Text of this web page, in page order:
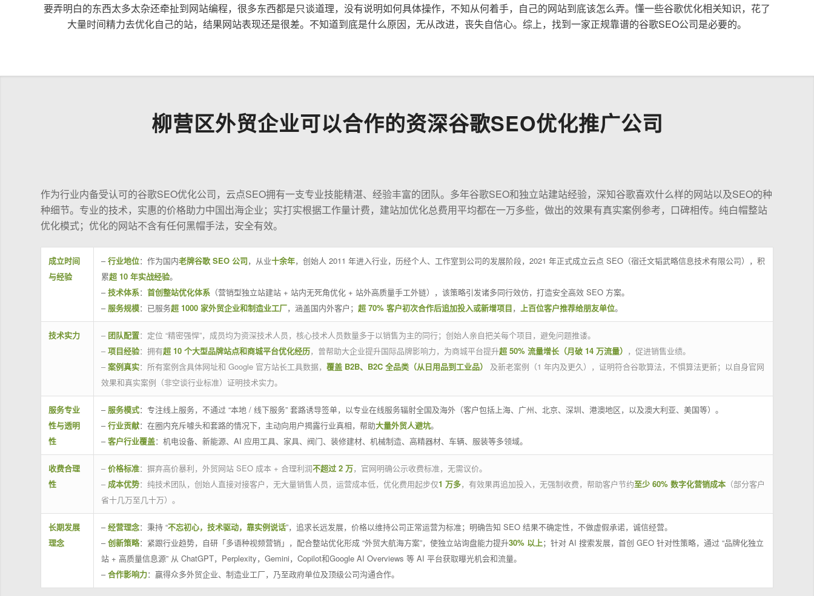
要弄明白的东西太多太杂还牵扯到网站编程，很多东西都是只谈道理，没有说明如何具体操作，不知从何着手，自己的网站到底该怎么弄。懂一些谷歌优化相关知识，花了
大量时间精力去优化自己的站，结果网站表现还是很差。不知道到底是什么原因，无从改进，丧失自信心。综上，找到一家正规靠谱的谷歌SEO公司是必要的。
柳营区外贸企业可以合作的资深谷歌SEO优化推广公司
作为行业内备受认可的谷歌SEO优化公司，云点SEO拥有一支专业技能精湛、经验丰富的团队。多年谷歌SEO和独立站建站经验，深知谷歌喜欢什么样的网站以及SEO的种
种细节。专业的技术，实惠的价格助力中国出海企业；实打实根据工作量计费，建站加优化总费用平均都在一万多些，做出的效果有真实案例参考，口碑相传。纯白帽整站
优化模式；优化的网站不含有任何黑帽手法，安全有效。
成立时间
与经验
–行业地位：作为国内老牌谷歌 SEO 公司，从业十余年，创始人 2011 年进入行业，历经个人、工作室到公司的发展阶段，2021 年正式成立云点 SEO（宿迁文韬武略信息技术有限公司），积
累超 10 年实战经验。
–技术体系： 首创整站优化体系 （营销型独立站建站 + 站内无死角优化 + 站外高质量手工外链），该策略引发诸多同行效仿，打造安全高效 SEO 方案。
– 服务规模：已服务超 1000 家外贸企业和制造业工厂，涵盖国内外客户； 超 70% 客户初次合作后追加投入或新增项目， 上百位客户推荐给朋友单位。
技术实力 – 团队配置：定位 “精密强悍”，成员均为资深技术人员，核心技术人员数量多于以销售为主的同行；创始人亲自把关每个项目，避免问题推诿。
– 项目经验：拥有超 10 个大型品牌站点和商城平台优化经历，曾帮助大企业提升国际品牌影响力，为商城平台提升超 50% 流量增长（月破 14 万流量） ，促进销售业绩。
– 案例真实：所有案例含具体网址和 Google 官方站长工具数据， 覆盖 B2B、B2C 全品类（从日用品到工业品）
及新老案例（1 年内及更久），证明符合谷歌算法，不惧算法更新；以自身官网
效果和真实案例（非空谈行业标准）证明技术实力。
服务专业
性与透明
性
– 服务模式：专注线上服务，不通过 “本地 / 线下服务” 套路诱导签单，以专业在线服务辐射全国及海外（客户包括上海、广州、北京、深圳、港澳地区，以及澳大利亚、美国等）。
–行业贡献：在圈内充斥噱头和套路的情况下，主动向用户揭露行业真相，帮助大量外贸人避坑。
–客户行业覆盖：机电设备、新能源、AI 应用工具、家具、阀门、装修建材、机械制造、高精器材、车辆、服装等多领域。
收费合理
性
– 价格标准：摒弃高价暴利，外贸网站 SEO 成本 + 合理利润不超过 2 万，官网明确公示收费标准，无需议价。
– 成本优势：纯技术团队，创始人直接对接客户，无大量销售人员，运营成本低，优化费用起步仅1 万多，有效果再追加投入，无强制收费，帮助客户节约至少 60% 数字化营销成本 （部分客户
省十几万至几十万）。
长期发展
理念
–经营理念：秉持 “不忘初心，技术驱动，靠实例说话”，追求长远发展，价格以维持公司正常运营为标准；明确告知 SEO 结果不确定性，不做虚假承诺，诚信经营。
–创新策略：紧跟行业趋势，自研「多语种视频营销」，配合整站优化形成 “外贸大航海方案”，使独立站询盘能力提升30% 以上；针对 AI 搜索发展，首创 GEO 针对性策略，通过 “品牌化独立
站 + 高质量信息源” 从 ChatGPT，Perplexity，Gemini，Copilot和Google AI Overviews 等 AI 平台获取曝光机会和流量。
–合作影响力：赢得众多外贸企业、制造业工厂，乃至政府单位及顶级公司沟通合作。